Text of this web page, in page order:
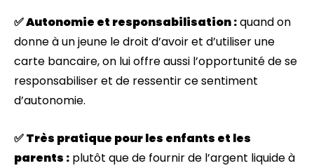
✅ Autonomie et responsabilisation :quand on
donne à un jeune le droit d’avoir et d’utiliser une
carte bancaire, on lui offre aussi l’opportunité de se
responsabiliser et de ressentir ce sentiment
d’autonomie.
✅ Très pratique pour les enfants et les
parents : plutôt que de fournir de l’argent liquide à